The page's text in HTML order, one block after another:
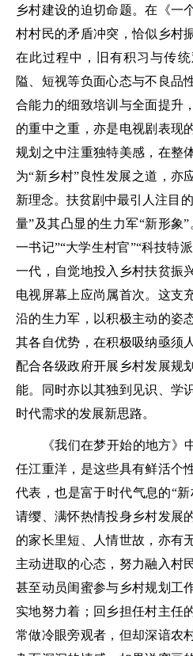
乡村建设的迫切命题。在《一
村村民的矛盾冲突，恰似乡村
在此过程中，旧有积习与传
隘、短视等负面心态与不良品
合能力的细致培训与全面提升
的重中之重，亦是电视剧表现
规划之中注重独特美感，在整
为“新乡村”良性发展之道，亦
新理念。扶贫剧中最引人注目
量”及其凸显的生力军“新形象
一书记”“大学生村官”“科技特
一代，自觉地投入乡村扶贫振
电视屏幕上应尚属首次。这支
沿的生力军，以积极主动的姿
其各自优势，在积极吸纳亟须
配合各级政府开展乡村发展规
能。同时亦以其独到见识、学
时代需求的发展新思路。
《我们在梦开始的地方》中
任江重洋，是这些具有鲜活个
代表，也是富于时代气息的“
请缨、满怀热情投身乡村发展
的家长里短、人情世故，亦有
主动进取的心态，努力融入村
甚至动员闺蜜参与乡村规划工
实地努力着；回乡担任村主任
常做冷眼旁观者，但却深谙农